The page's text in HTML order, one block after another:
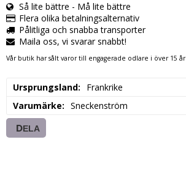
Så lite bättre - Må lite bättre
Flera olika betalningsalternativ
Pålitliga och snabba transporter
Maila oss, vi svarar snabbt!
Vår butik har sålt varor till engagerade odlare i över 15 år
Ursprungsland
Frankrike
Varumärke
Sneckenström
DELA